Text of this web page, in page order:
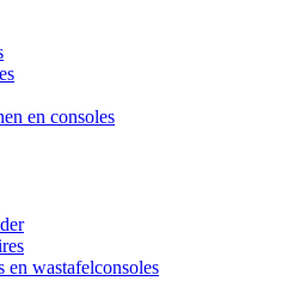
en consoles
en wastafelconsoles